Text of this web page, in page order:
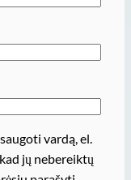
vardą, el.
jų nebereiktų